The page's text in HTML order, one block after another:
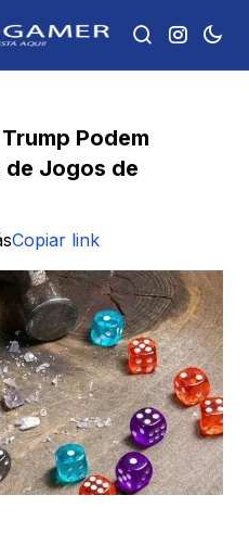
Podem
de Jogos de
Copiar link